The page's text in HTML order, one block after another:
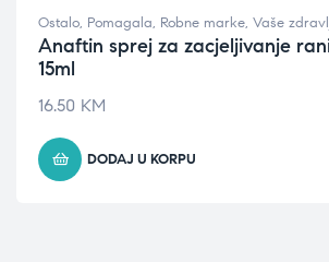
Ostalo, Pomagala, Robne marke, Vaše
Anaftin sprej za zacjeljivanje
15ml
16.50 KM
DODAJ U KORPU